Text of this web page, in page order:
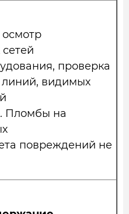
осмотр
проверка
линий, видимых
Пломбы на
повреждений не